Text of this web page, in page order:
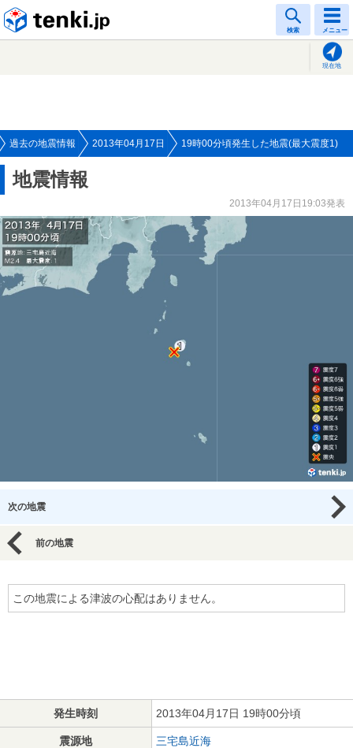
検索 メニュー
現在地
過去の地震情報 2013年04月17日 19時00分頃発生した地震(最大震度1)
地震情報
2013年04月17日19:03発表
次の地震
前の地震
この地震による津波の心配はありません。
発生時刻 2013年04月17日 19時00分頃
震源地 三宅島近海